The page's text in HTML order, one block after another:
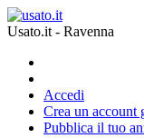
Usato.it - Ravenna
Accedi
Crea un account
Pubblica il tuo